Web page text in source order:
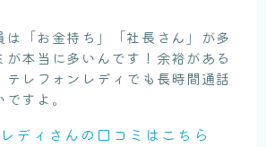
は「お金持ち」「社長さん」が多
が本当に多いんです！余裕がある
テレフォンレディでも長時間通話
すよ。
ディさんの口コミはこちら